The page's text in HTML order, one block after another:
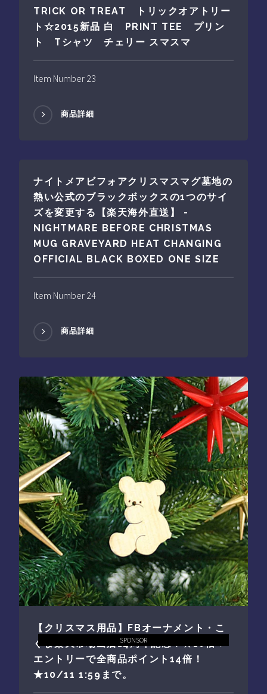
TRICK OR TREAT トリックオアトリー
ト☆2015新品 白 PRINT TEE プリン
ト Tシャツ チェリー スマスマ
Item Number 23
商品詳細
ナイトメアビフォアクリスマスマグ墓地の
熱い公式のブラックボックスの1つのサイ
ズを変更する【楽天海外直送】 -
NIGHTMARE BEFORE CHRISTMAS
MUG GRAVEYARD HEAT CHANGING
OFFICIAL BLACK BOXED ONE SIZE
Item Number 24
商品詳細
【クリスマス用品】FBオーナメント・こ
ぐま楽天市場出店14周年記念！★10倍＋
エントリーで全商品ポイント14倍！
★10/11 1:59まで。
SPONSOR